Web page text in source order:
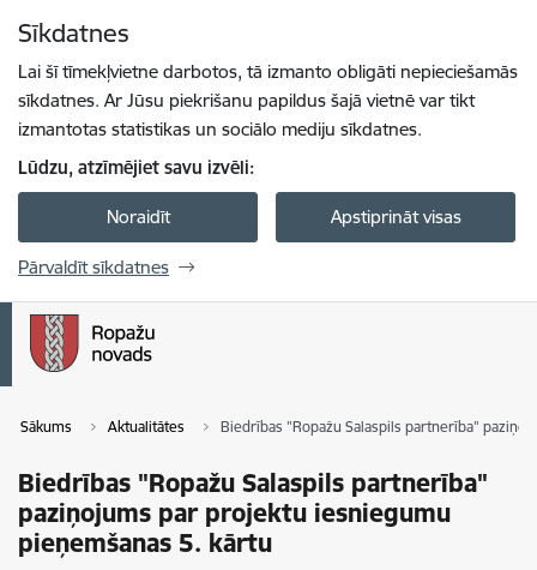
Sīkdatnes
Lai šī tīmekļvietne darbotos, tā izmanto obligāti nepieciešamās
sīkdatnes. Ar Jūsu piekrišanu papildus šajā vietnē var tikt
izmantotas statistikas un sociālo mediju sīkdatnes.
Lūdzu, atzīmējiet savu izvēli:
Noraidīt Apstiprināt visas
Pārvaldīt sīkdatnes
Sākums Aktualitātes Biedrības "Ropažu Salaspils partnerība"
Biedrības "Ropažu Salaspils partnerība"
paziņojums par projektu iesniegumu
pieņemšanas 5. kārtu